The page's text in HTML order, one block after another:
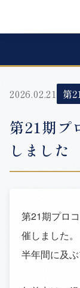
2026.02.21 第
第21期プ
しました
第21期プロ
催しました。
半年間に及